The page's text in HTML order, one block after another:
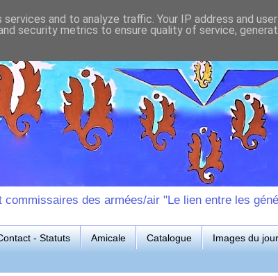
des armées/air "Le lien entre les
- Statuts Amicale Catalogue Images du jour
and to analyze traffic. Your IP address and
security metrics to ensure quality of service,